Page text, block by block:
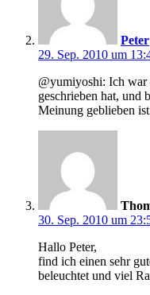
Peter
29. Sep. 2010 um
@yumiyoshi: Ich war
geschrieben hat, und
Meinung geblieben
30. Sep. 2010 um
Hallo Peter,
find ich einen sehr
beleuchtet und viel